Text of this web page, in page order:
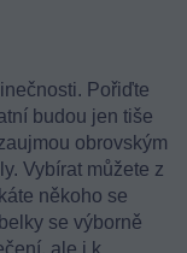
Pořiďte
budou jen tiše
obrovským
Vybírat můžete z
někoho se
se výborně